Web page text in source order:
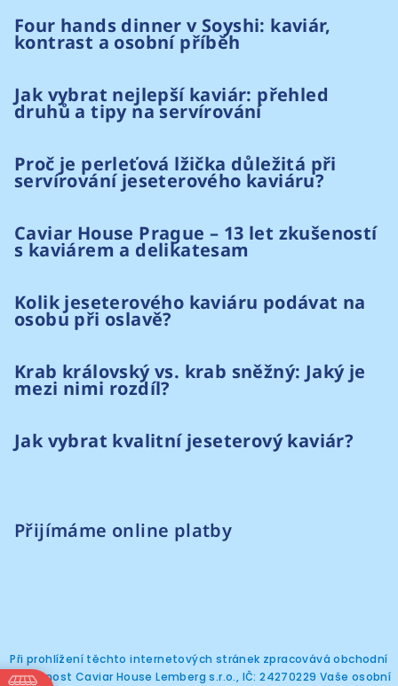
Při prohlížení těchto internetových stránek zpracovává obchodní
společnost Caviar House Lemberg s.r.o., IČ: 24270229 Vaše osobní
Four hands dinner v Soyshi: kaviár,
kontrast a osobní příběh
Jak vybrat nejlepší kaviár: přehled
druhů a tipy na servírování
Proč je perleťová lžička důležitá při
servírování jeseterového kaviáru?
Caviar House Prague – 13 let zkušeností
s kaviárem a delikatesam
Kolik jeseterového kaviáru podávat na
osobu při oslavě?
Krab královský vs. krab sněžný: Jaký je
mezi nimi rozdíl?
Jak vybrat kvalitní jeseterový kaviár?
Přijímáme online platby
Copyright 2026Caviar House Prague. Všechna